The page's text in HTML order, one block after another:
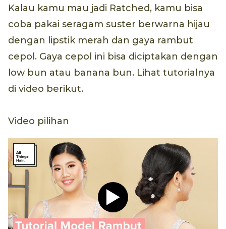
Kalau kamu mau jadi Ratched, kamu bisa
coba pakai seragam suster berwarna hijau
dengan lipstik merah dan gaya rambut
cepol. Gaya cepol ini bisa diciptakan dengan
low bun atau banana bun. Lihat tutorialnya
di video berikut.
Video pilihan
Play video Tutorial Hijab